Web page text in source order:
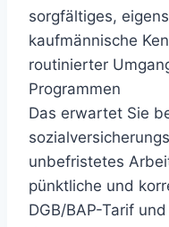
sorgfältiges,
kaufmännische
routinierter
Programmen
Das erwartet Sie
unbefristetes
pünktliche und
DGB/BAP-Tarif